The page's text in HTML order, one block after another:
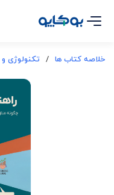
خلاصه کتاب ها / تکنولوژی